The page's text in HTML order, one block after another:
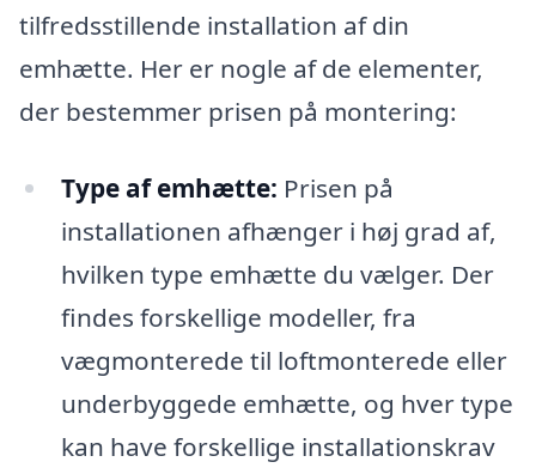
tilfredsstillende installation af din
emhætte. Her er nogle af de elementer,
der bestemmer prisen på montering:
Type af emhætte: Prisen på
installationen afhænger i høj grad af,
hvilken type emhætte du vælger. Der
findes forskellige modeller, fra
vægmonterede til loftmonterede eller
underbyggede emhætte, og hver type
kan have forskellige installationskrav